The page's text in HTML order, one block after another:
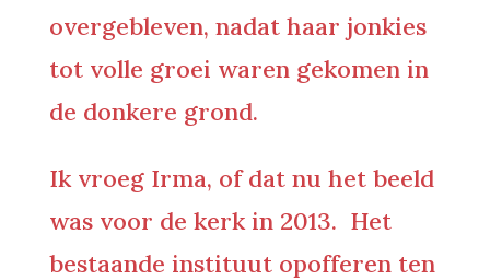
overgebleven, nadat haar jonkies
tot volle groei waren gekomen in
de donkere grond.
Ik vroeg Irma, of dat nu het beeld
was voor de kerk in 2013. Het
bestaande instituut opofferen ten